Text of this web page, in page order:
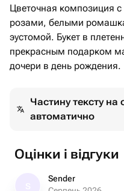
Цветочная композиция
розами, белыми
эустомой. Букет в
прекрасным подарком
дочери в день рождения.
Частину тексту на
автоматично
Оцінки і відгуки
Sender